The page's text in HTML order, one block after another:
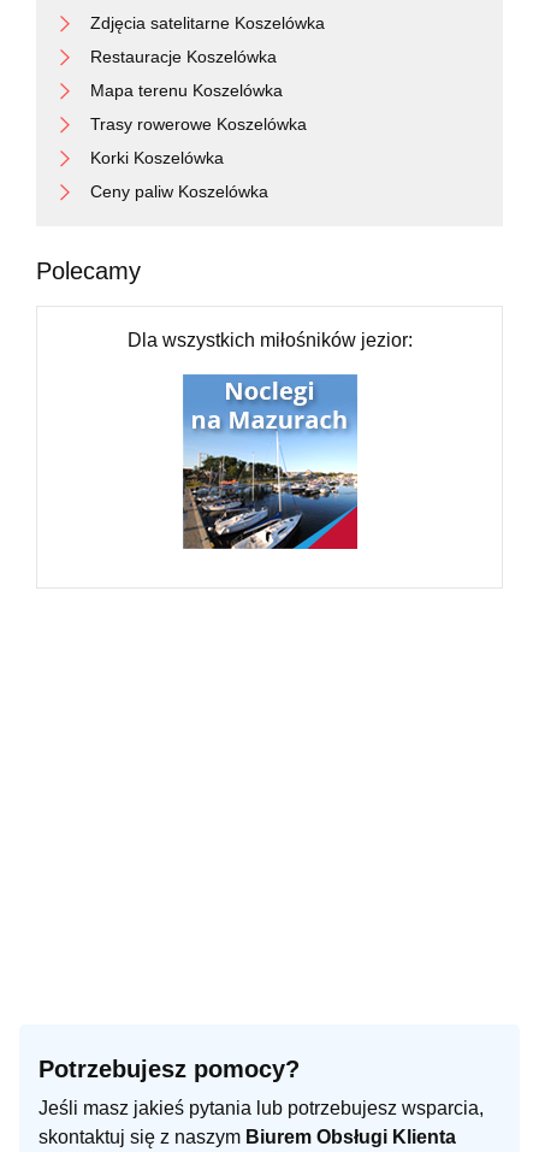
Zdjęcia satelitarne Koszelówka
Restauracje Koszelówka
Mapa terenu Koszelówka
Trasy rowerowe Koszelówka
Korki Koszelówka
Ceny paliw Koszelówka
Polecamy
Dla wszystkich miłośników jezior:
Potrzebujesz pomocy?
Jeśli masz jakieś pytania lub potrzebujesz wsparcia,
skontaktuj się z naszym Biurem Obsługi Klienta